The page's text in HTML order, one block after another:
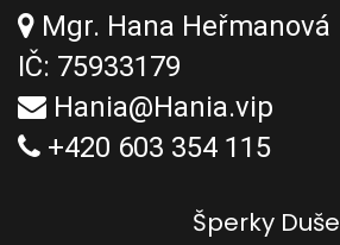
Mgr. Hana Heřmanová
IČ: 75933179
Hania@Hania.vip
+420 603 354 115
Šperky Duše